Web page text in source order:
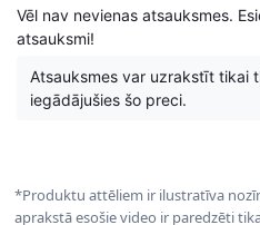
Vēl nav nevienas atsauksmes.
atsauksmi!
Atsauksmes var uzrakstīt tikai
iegādājušies šo preci.
*Produktu attēliem ir ilustratīva
aprakstā esošie video ir paredzēti